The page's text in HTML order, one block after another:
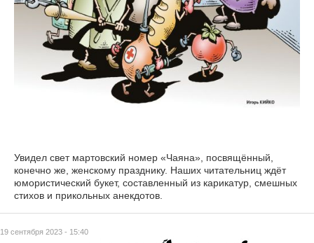
19 сентября 2023 - 15:40
Увидел свет мартовский номер «Чаяна», посвящённый,
конечно же, женскому празднику. Наших читательниц ждёт
юмористический букет, составленный из карикатур, смешных
стихов и прикольных анекдотов.